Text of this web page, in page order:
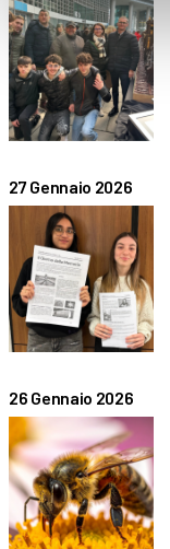
27 Gennaio 2026
26 Gennaio 2026